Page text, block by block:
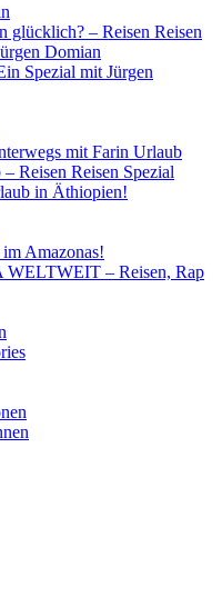
glücklich? – Reisen Reisen
Domian
Spezial mit Jürgen
mit Farin Urlaub
Reisen Reisen Spezial
in Äthiopien!
Amazonas!
– Reisen, Rap